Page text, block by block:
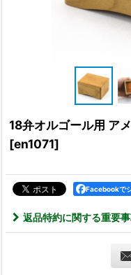
18弁オルゴール用 ア
[en1071]
Facebookで
返品特約に関する重要